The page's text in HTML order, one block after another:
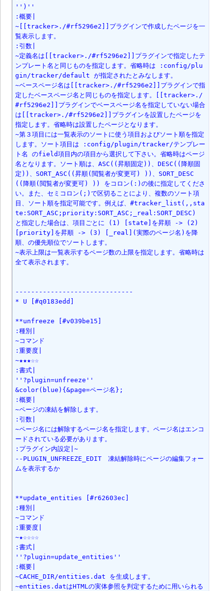
'')''
:概要|
~[[tracker>./#rf5296e2]]プラグインで作成したページを一
覧表示します。
:引数|
~定義名は[[tracker>./#rf5296e2]]プラグインで指定したテ
ンプレート名と同じものを指定します。省略時は :config/plu
gin/tracker/default が指定されたとみなします。
~ベースページ名は[[tracker>./#rf5296e2]]プラグインで指
定したベースページ名と同じものを指定します。[[tracker>./
#rf5296e2]]プラグインでベースページ名を指定していない場合
は[[tracker>./#rf5296e2]]プラグインを設置したページを
指定します。省略時は設置したページとなります。
~第３項目には一覧表示のソートに使う項目およびソート順を指定
します。ソート項目は :config/plugin/tracker/テンプレー
ト名 のfield項目内の項目から選択して下さい。省略時はページ
名となります。ソート順は、ASC((昇順固定))、DESC((降順固
定))、SORT_ASC((昇順(閲覧者が変更可) ))、SORT_DESC
((降順(閲覧者が変更可) )) をコロン(:)の後に指定してくださ
い。また、セミコロン(;)で区切ることにより、複数のソート項
目、ソート順を指定可能です。例えば、#tracker_list(,,sta
te:SORT_ASC;priority:SORT_ASC;_real:SORT_DESC)
と指定した場合は、項目ごとに (1) [state]を昇順 -> (2)
[priority]を昇順 -> (3) [_real](実際のページ名)を降
順、の優先順位でソートします。
~表示上限は一覧表示するページ数の上限を指定します。省略時は
全て表示されます。
------------------------------
* U [#q0183edd]
**unfreeze [#v039be15]
:種別|
~コマンド
:重要度|
~★★★☆☆
:書式|
''?plugin=unfreeze''
&color(blue){&page=ページ名};
:概要|
~ページの凍結を解除します。
:引数|
~ページ名には解除するページ名を指定します。ページ名はエンコ
ードされている必要があります。
:プラグイン内設定|~
--PLUGIN_UNFREEZE_EDIT　凍結解除時にページの編集フォー
ムを表示するか
**update_entities [#r62603ec]
:種別|
~コマンド
:重要度|
~★☆☆☆☆
:書式|
''?plugin=update_entities''
:概要|
~CACHE_DIR/entities.dat を生成します。
~entities.datはHTMLの実体参照を判定するために用いられる